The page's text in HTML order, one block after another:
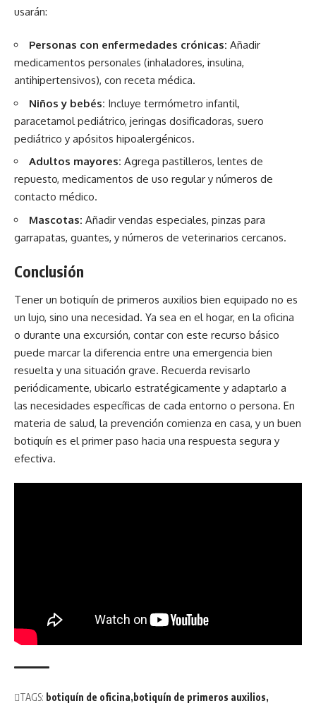
usarán:
Personas con enfermedades crónicas: Añadir
medicamentos personales (inhaladores, insulina,
antihipertensivos), con receta médica.
Niños y bebés: Incluye termómetro infantil,
paracetamol pediátrico, jeringas dosificadoras, suero
pediátrico y apósitos hipoalergénicos.
Adultos mayores: Agrega pastilleros, lentes de
repuesto, medicamentos de uso regular y números de
contacto médico.
Mascotas: Añadir vendas especiales, pinzas para
garrapatas, guantes, y números de veterinarios cercanos.
Conclusión
Tener un botiquín de primeros auxilios bien equipado no es
un lujo, sino una necesidad. Ya sea en el hogar, en la oficina
o durante una excursión, contar con este recurso básico
puede marcar la diferencia entre una emergencia bien
resuelta y una situación grave. Recuerda revisarlo
periódicamente, ubicarlo estratégicamente y adaptarlo a
las necesidades específicas de cada entorno o persona. En
materia de salud, la prevención comienza en casa, y un buen
botiquín es el primer paso hacia una respuesta segura y
efectiva.
TAGS: botiquín de oficina botiquín de primeros auxilios